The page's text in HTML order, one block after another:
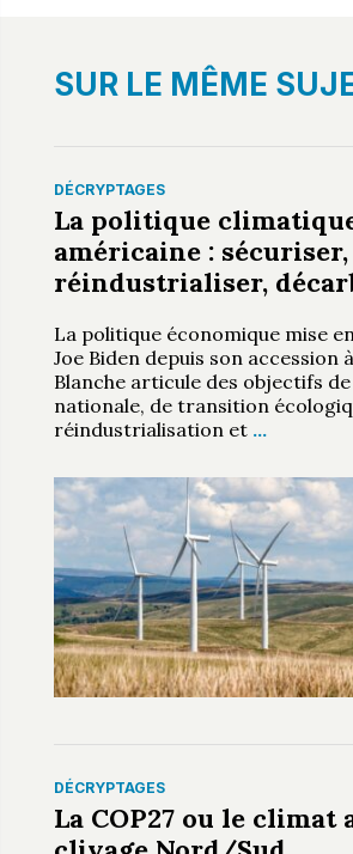
SUR LE MÊME
DÉCRYPTAGES
La politique
américaine : sécuriser,
réindustrialiser,
La politique économique mise
Joe Biden depuis son accession
Blanche articule des objectifs
nationale, de transition
réindustrialisation et …
DÉCRYPTAGES
La COP27 ou le climat